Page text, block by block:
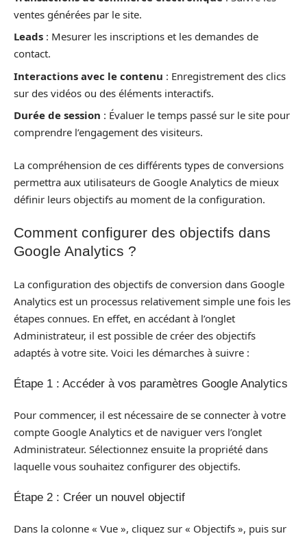
ventes générées par le site.
Leads : Mesurer les inscriptions et les demandes de
contact.
Interactions avec le contenu : Enregistrement des clics
sur des vidéos ou des éléments interactifs.
Durée de session : Évaluer le temps passé sur le site pour
comprendre l’engagement des visiteurs.
La compréhension de ces différents types de conversions
permettra aux utilisateurs de Google Analytics de mieux
définir leurs objectifs au moment de la configuration.
Comment configurer des objectifs dans
Google Analytics ?
La configuration des objectifs de conversion dans Google
Analytics est un processus relativement simple une fois les
étapes connues. En effet, en accédant à l’onglet
Administrateur, il est possible de créer des objectifs
adaptés à votre site. Voici les démarches à suivre :
Étape 1 : Accéder à vos paramètres Google Analytics
Pour commencer, il est nécessaire de se connecter à votre
compte Google Analytics et de naviguer vers l’onglet
Administrateur. Sélectionnez ensuite la propriété dans
laquelle vous souhaitez configurer des objectifs.
Étape 2 : Créer un nouvel objectif
Dans la colonne « Vue », cliquez sur « Objectifs », puis sur